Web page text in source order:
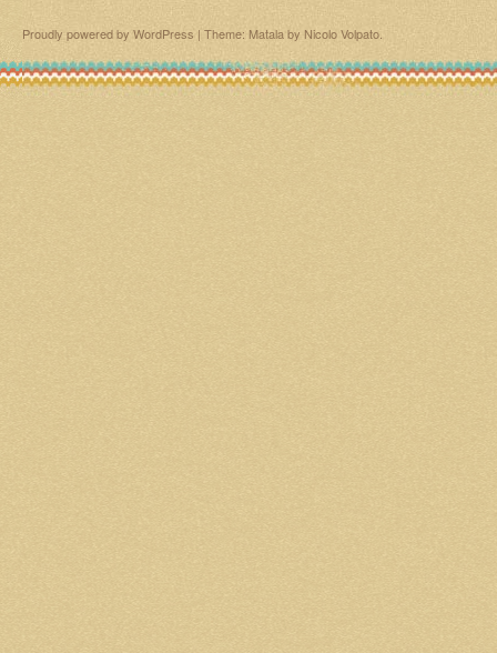
Proudly powered by WordPress | Theme: Matala by Nicolo Volpato